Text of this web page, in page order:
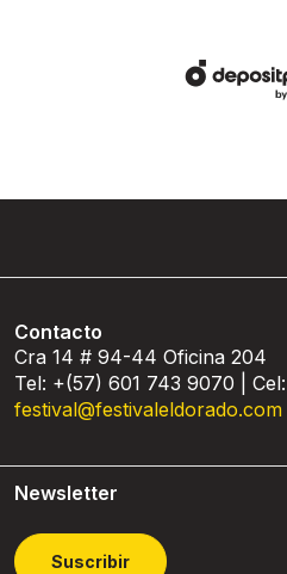
Contacto
Cra 14 # 94-44 Oficina 204
Tel: +(57) 601 743 9070 |
festival@festivaleldorado.com
Newsletter
Suscribir